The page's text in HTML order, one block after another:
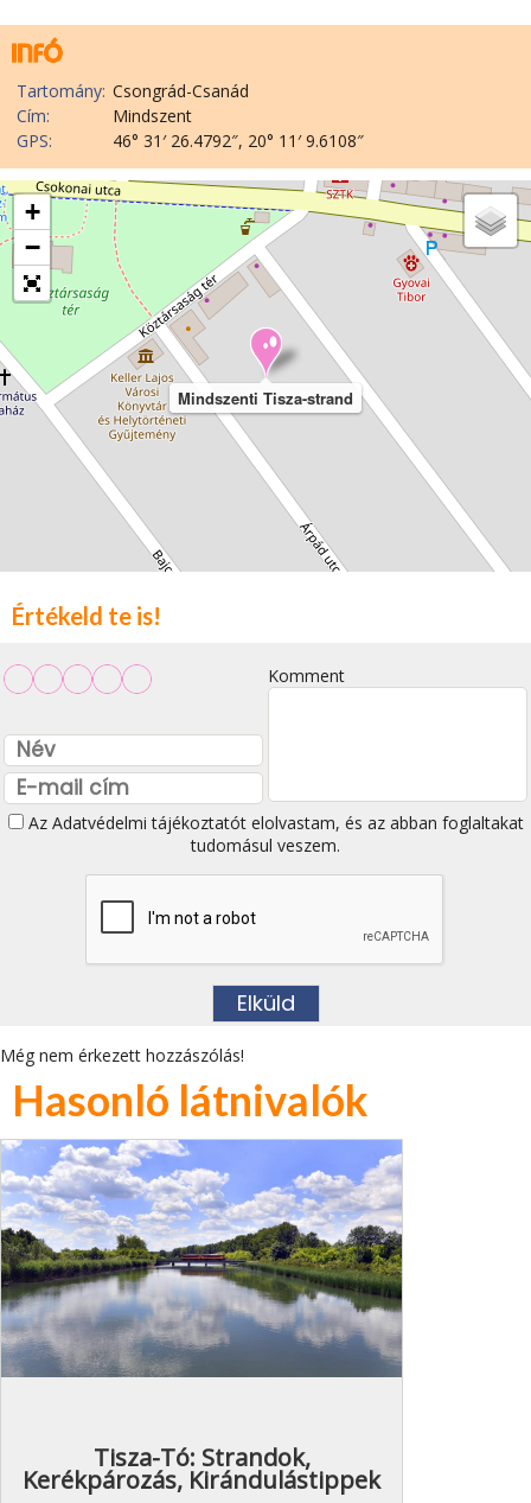
Tartomány: Csongrád-Csanád
Cím:
Mindszent
GPS:
46° 31′ 26.4792″, 20° 11′ 9.6108″
Mindszenti Tisza-strand
+
−
Értékeld te is!
Komment
Az Adatvédelmi tájékoztatótelolvastam, és az abban foglaltakat
tudomásul veszem.
Még nem érkezett hozzászólás!
Hasonló látnivalók
Tisza-Tó: Strandok,
Kerékpározás, Kirándulástippek